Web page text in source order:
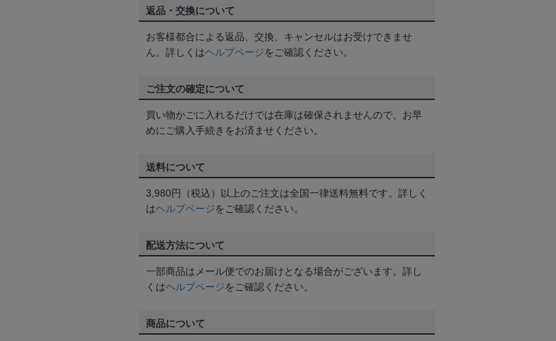
返品・交換について
お客様都合による返品、交換、キャンセルはお受けできませ
ん。詳しくはヘルプページをご確認ください。
ご注文の確定について
買い物かごに入れるだけでは在庫は確保されませんので、お早
めにご購入手続きをお済ませください。
送料について
3,980円（税込）以上のご注文は全国一律送料無料です。詳しく
はヘルプページをご確認ください。
配送方法について
一部商品はメール便でのお届けとなる場合がございます。詳し
くはヘルプページをご確認ください。
商品について